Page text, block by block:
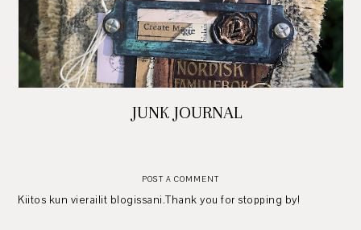
JUNK JOURNAL
POST A COMMENT
Kiitos kun vierailit blogissani.Thank you for stopping by!